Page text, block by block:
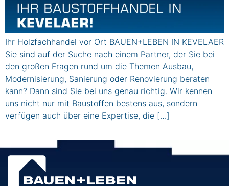
Ihr Holzfachhandel vor Ort BAUEN+LEBEN IN KEVELAER
Sie sind auf der Suche nach einem Partner, der Sie bei
den großen Fragen rund um die Themen Ausbau,
Modernisierung, Sanierung oder Renovierung beraten
kann? Dann sind Sie bei uns genau richtig. Wir kennen
uns nicht nur mit Baustoffen bestens aus, sondern
verfügen auch über eine Expertise, die […]